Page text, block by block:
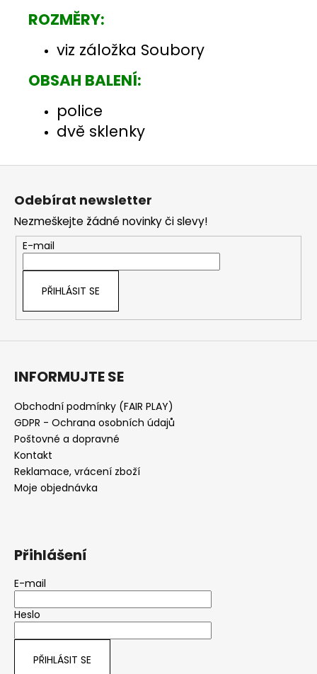
ROZMĚRY:
viz záložka Soubory
OBSAH BALENÍ:
police
dvě sklenky
Z
Odebírat newsletter
Nezmeškejte žádné novinky či slevy!
E-mail
PŘIHLÁSIT SE
INFORMUJTE SE
Obchodní podmínky (FAIR PLAY)
GDPR - Ochrana osobních údajů
Poštovné a dopravné
Kontakt
Reklamace, vrácení zboží
Moje objednávka
Přihlášení
E-mail
Heslo
PŘIHLÁSIT SE